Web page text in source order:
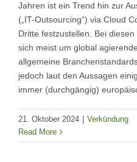
Jahren ist ein Trend hin zur
(„IT-Outsourcing“) via Cloud
Dritte festzustellen. Bei
sich meist um global
allgemeine
jedoch laut den Aussagen
immer (durchgängig)
21. Oktober 2024
Verkündung
Read More